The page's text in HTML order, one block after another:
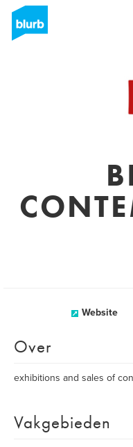
Website
Over
exhibitions and sales of
Vakgebieden